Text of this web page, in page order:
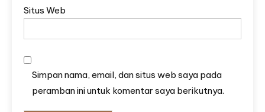
Situs Web
Simpan nama, email, dan situs web saya pada
peramban ini untuk komentar saya berikutnya.